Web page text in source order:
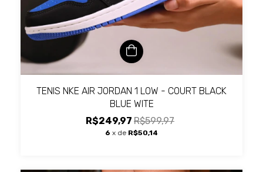
TENIS NKE AIR JORDAN 1 LOW - COURT BLACK
BLUE WITE
R$249,97 R$599,97
6 x de R$50,14